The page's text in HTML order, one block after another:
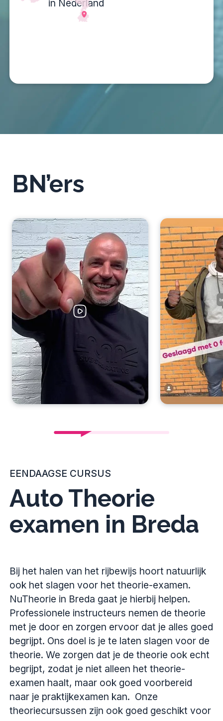
in Nederland
BN’ers
EENDAAGSE CURSUS
Auto Theorie
examen in Breda
Bij het halen van het rijbewijs hoort natuurlijk
ook het slagen voor het theorie-examen.
NuTheorie in Breda gaat je hierbij helpen.
Professionele instructeurs nemen de theorie
met je door en zorgen ervoor dat je alles goed
begrijpt. Ons doel is je te laten slagen voor de
theorie. We zorgen dat je de theorie ook echt
begrijpt, zodat je niet alleen het theorie-
examen haalt, maar ook goed voorbereid
naar je praktijkexamen kan. Onze
theoriecursussen zijn ook goed geschikt voor